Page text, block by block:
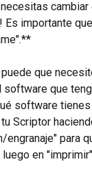
cambiar
Es importante
que
software que
software
Scriptor
engranaje" para
en